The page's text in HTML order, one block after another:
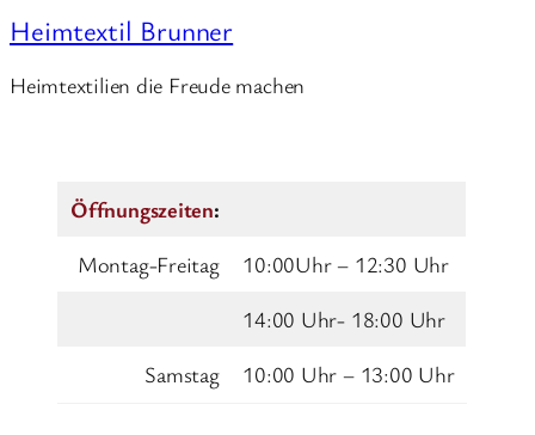
Heimtextil Brunner
Heimtextilien die Freude machen
Öffnungszeiten:
Montag-Freitag
10:00Uhr – 12:30 Uhr
14:00 Uhr- 18:00 Uhr
Samstag
10:00 Uhr – 13:00 Uhr